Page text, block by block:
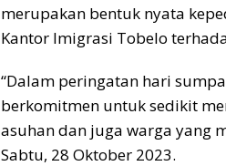
merupakan bentuk nyata
Kantor Imigrasi Tobelo
“Dalam peringatan hari
berkomitmen untuk sedikit
asuhan dan juga warga yang
Sabtu, 28 Oktober 2023.